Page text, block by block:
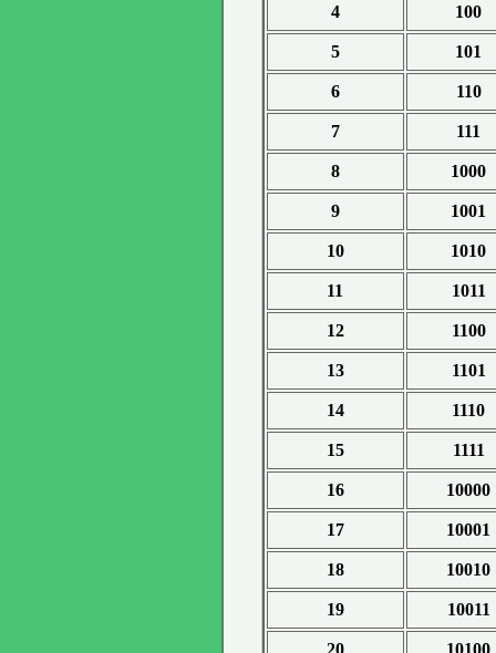
4 100
5 101
6 110
7 111
8 1000
9 1001
10 1010
11 1011
12 1100
13 1101
14 1110
15 1111
16 10000
17 10001
18 10010
19 10011